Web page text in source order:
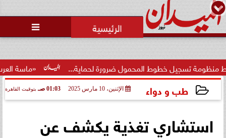

«ماسة العرب» تتوج خطوط المحمول ضرورة لحماية...
طب و دواء الإثنين، 10 مارس 2025 01:03 صـ بتوقيت القاهرة
استشاري تغذية يكشف عن